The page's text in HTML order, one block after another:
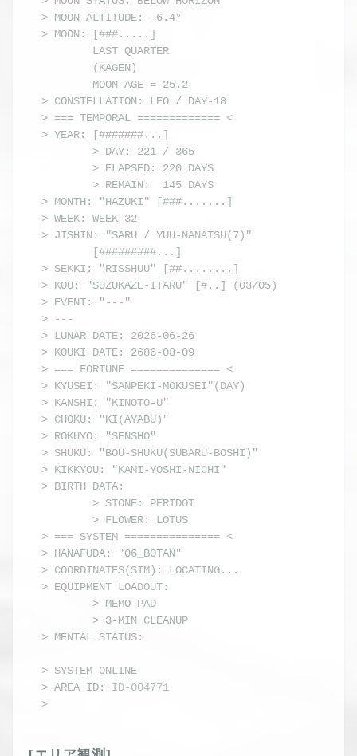
> MOON ALTITUDE: -6.4°
> MOON: [###.....]
> CONSTELLATION: LEO / DAY-18
> === TEMPORAL ============= <
> YEAR: [#######...]
> MONTH: "HAZUKI" [###.......]
> WEEK: WEEK-32
> JISHIN: "SARU / YUU-NANATSU(7)"
> SEKKI: "RISSHUU" [##........]
> KOU: "SUZUKAZE-ITARU" [#..] (03/05)
> EVENT: "---"
> ---
> LUNAR DATE: 2026-06-26
> KOUKI DATE: 2686-08-09
> === FORTUNE ============== <
> KYUSEI: "SANPEKI-MOKUSEI"(DAY)
> KANSHI: "KINOTO-U"
> CHOKU: "KI(AYABU)"
> ROKUYO: "SENSHO"
> SHUKU: "BOU-SHUKU(SUBARU-BOSHI)"
> KIKKYOU: "KAMI-YOSHI-NICHI"
> BIRTH DATA:
> === SYSTEM =============== <
> HANAFUDA: "06_BOTAN"
> COORDINATES(SIM): LOCATING...
> EQUIPMENT LOADOUT:
        > 3-MIN CLEANUP
> MENTAL STATUS:
> SYSTEM ONLINE
> AREA ID: ID-004771
>